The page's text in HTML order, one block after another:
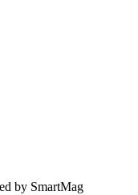
by SmartMag